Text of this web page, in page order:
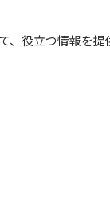
役立つ情報を提